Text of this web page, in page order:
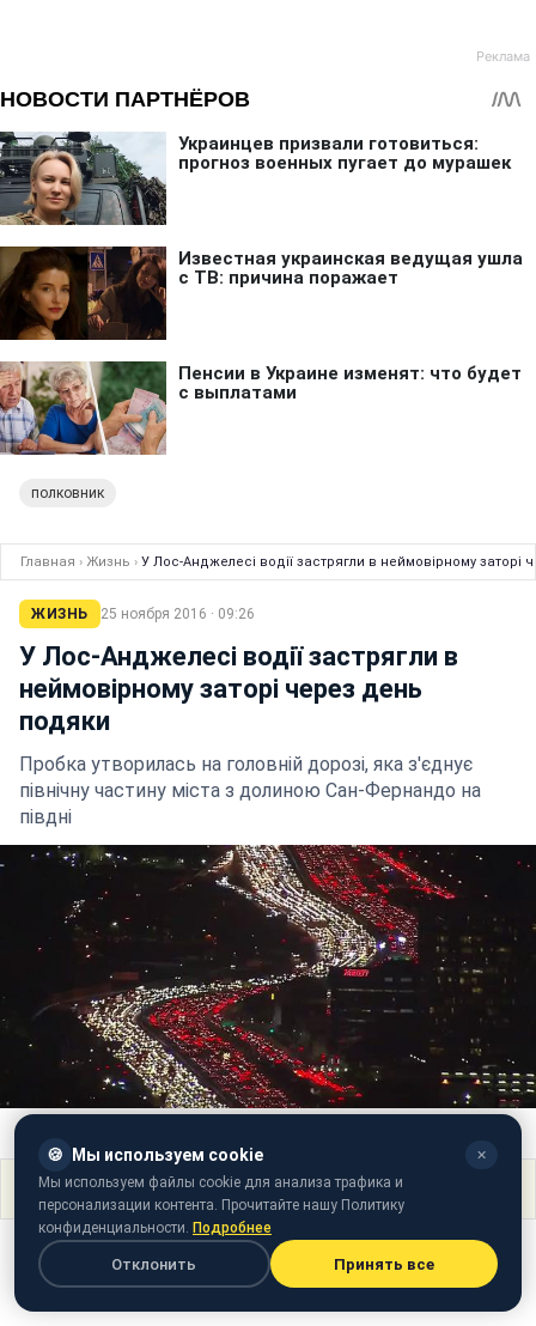
полковник
Главная › Жизнь › У Лос-Анджелесі водії застрягли в неймовірному заторі
ЖИЗНЬ 25 ноября 2016 · 09:26
У Лос-Анджелесі водії застрягли в
неймовірному заторі через день
подяки
Пробка утворилась на головній дорозі, яка з'єднує
північну частину міста з долиною Сан-Фернандо на
півдні
Фото: Пробка в Лос-Анджелесі на День подяки (скріншот відео)
Поделиться
🍪 Мы используем cookie ✕
Мы используем файлы cookie для анализа трафика и
персонализации контента. Прочитайте нашу Политику
конфиденциальности. Подробнее
Отклонить Принять все